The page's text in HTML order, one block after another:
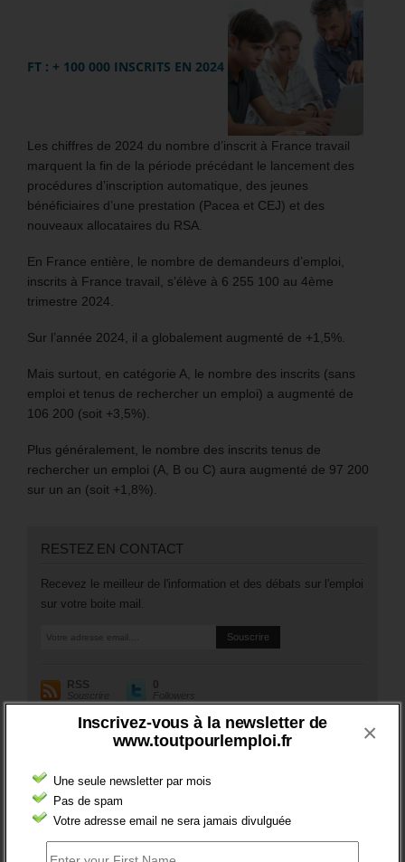
Inscrivez-vous à la newsletter de
www.toutpourlemploi.fr
Une seule newsletter par mois
Pas de spam
Votre adresse email ne sera jamais divulguée
×
FT : + 100 000 INSCRITS EN 2024
Les chiffres de 2024 du nombre d’inscrit à France travail
marquent la fin de la période précédant le lancement des
procédures d’inscription automatique, des jeunes
bénéficiaires d’une prestation (Pacea et CEJ) et des
nouveaux allocataires du RSA.
En France entière, le nombre de demandeurs d’emploi,
inscrits à France travail, s’élève à 6 255 100 au 4ème
trimestre 2024.
Sur l’année 2024, il a globalement augmenté de +1,5%.
Mais surtout, en catégorie A, le nombre des inscrits (sans
emploi et tenus de rechercher un emploi) a augmenté de
106 200 (soit +3,5%).
Plus généralement, le nombre des inscrits tenus de
rechercher un emploi (A, B ou C) aura augmenté de 97 200
sur un an (soit +1,8%).
RESTEZ EN CONTACT
Recevez le meilleur de l'information et des débats sur l'emploi
sur votre boite mail.
RSS
Souscrire
0
Followers
A PROPOS DE L’AUTEUR